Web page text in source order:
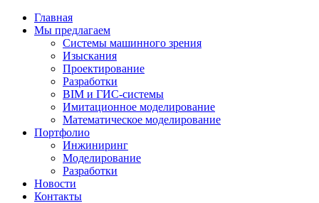
Главная
Мы предлагаем
Системы машинного зрения
Изыскания
Проектирование
Разработки
BIM и ГИС-системы
Имитационное моделирование
Математическое моделирование
Портфолио
Инжиниринг
Моделирование
Разработки
Новости
Контакты